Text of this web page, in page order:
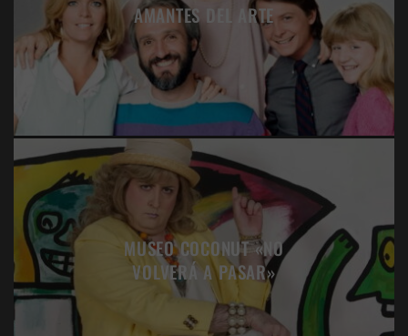
AMANTES DEL ARTE
MUSEO COCONUT «NO
VOLVERÁ A PASAR»